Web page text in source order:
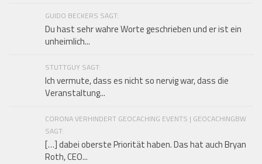
GUIDO BECKERS SAGT:
Du hast sehr wahre Worte geschrieben und er ist ein
unheimlich...
STUTTGUY SAGT:
Ich vermute, dass es nicht so nervig war, dass die
Veranstaltung...
CORONA VERHINDERT GEOCACHING EVENTS | GEOCACHINGBW
SAGT:
[…] dabei oberste Priorität haben. Das hat auch Bryan
Roth, CEO...